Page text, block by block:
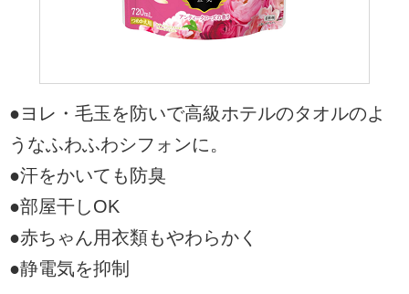
●ヨレ・毛玉を防いで高級ホテルのタオルのよ
うなふわふわシフォンに。
●汗をかいても防臭
●部屋干しOK
●赤ちゃん用衣類もやわらかく
●静電気を抑制